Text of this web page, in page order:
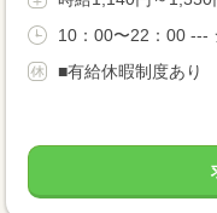
10：00〜22：00 ---
■有給休暇制度あり